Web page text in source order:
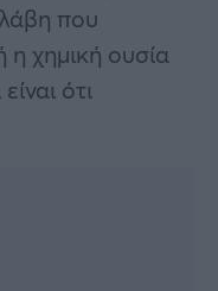
που
η χημική ουσία
ότι